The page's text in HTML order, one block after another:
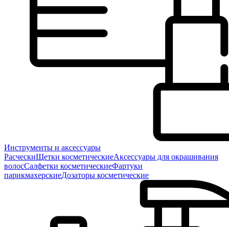
Инструменты и аксессуары
РасческиЩетки косметическиеАксессуары для окрашивания
волосСалфетки косметическиеФартуки
парикмахерскиеДозаторы косметические